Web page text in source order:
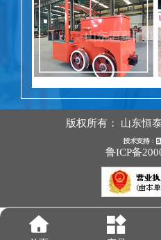
版权所有： 山东恒
鲁ICP备